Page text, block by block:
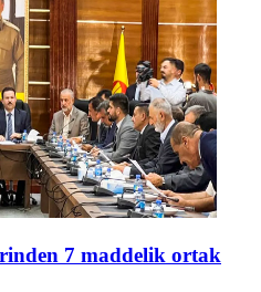
7 maddelik ortak